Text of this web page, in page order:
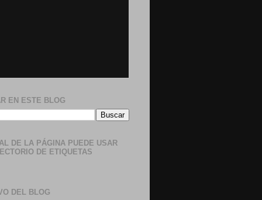
EN ESTE BLOG
DE LA PÁGINA PUEDE USAR
DE ETIQUETAS
DEL BLOG